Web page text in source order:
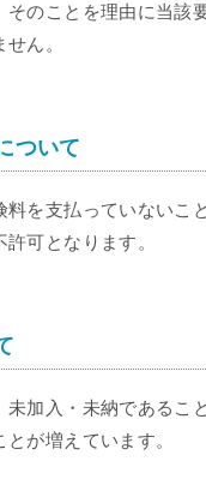
そのことを理由に当該
ん。
ついて
料を支払っていないこ
可となります。
未加入・未納であるこ
が増えています。